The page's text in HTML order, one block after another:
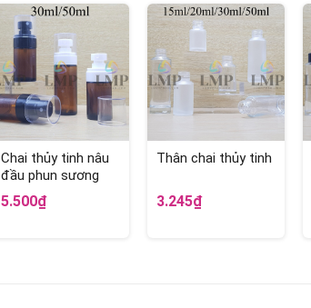
Chai thủy tinh nâu
đầu phun sương
loại to
5.500₫
Thân chai thủy tinh
3.245₫